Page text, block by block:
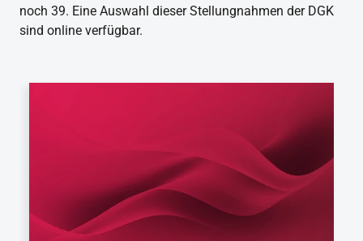
noch 39. Eine Auswahl dieser Stellungnahmen der DGK
sind online verfügbar.